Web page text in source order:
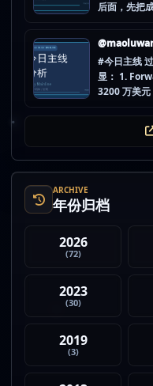
后面，先把
都没做扎
投项目 #...
#今日主线
显： 1.
3200 万美
ARCHIVE
年份归档
2026
(72)
2023
(30)
2019
(3)